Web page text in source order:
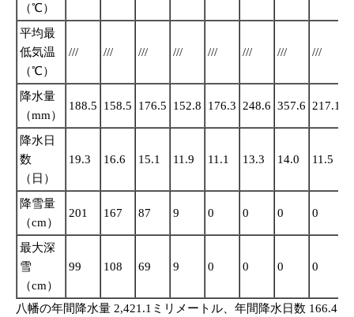
（℃）
平均最
低気温
（℃）
/// /// /// /// /// /// /// ///
降水量
（mm）
188.5 158.5 176.5 152.8 176.3 248.6 357.6 217.1
降水日
数
（日）
19.3 16.6 15.1 11.9 11.1 13.3 14.0 11.5
降雪量
（cm）
201 167 87 9 0 0 0 0
最大深
雪
（cm）
99 108 69 9 0 0 0 0
八幡の年間降水量 2,421.1ミリメートル、年間降水日数 166.4